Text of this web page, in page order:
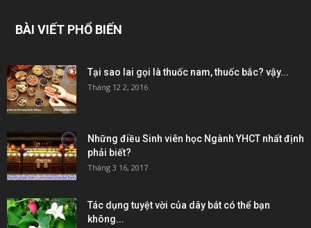
BÀI VIẾT PHỔ BIẾN
Tại sao lai gọi là thuốc nam, thuốc bắc? vậy...
Tháng 12 2, 2016
Những điều Sinh viên học Ngành YHCT nhất định
phải biết?
Tháng 3 16, 2017
Tác dụng tuyệt vời của dây bát có thể bạn
không...